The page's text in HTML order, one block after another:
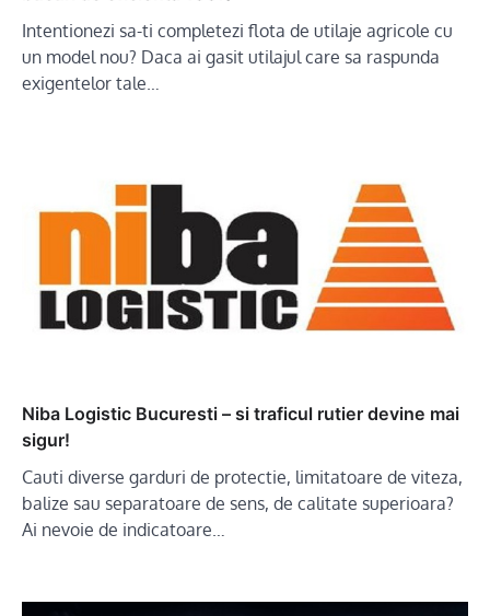
Intentionezi sa-ti completezi flota de utilaje agricole cu
un model nou? Daca ai gasit utilajul care sa raspunda
exigentelor tale…
Niba Logistic Bucuresti – si traficul rutier devine mai
sigur!
Cauti diverse garduri de protectie, limitatoare de viteza,
balize sau separatoare de sens, de calitate superioara?
Ai nevoie de indicatoare…